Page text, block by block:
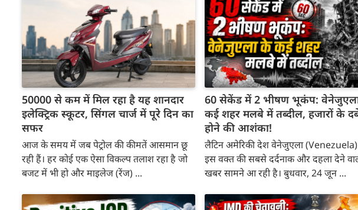
50000 से कम में मिल रहा है यह शानदार
इलेक्ट्रिक स्कूटर, सिंगल चार्ज में पूरे दिन का
सफर
आज के समय में जब पेट्रोल की कीमतें आसमान छू
रही हैं। हर कोई एक ऐसा विकल्प तलाश रहा है जो
बजट में भी हो और माइलेज (रेंज) ...
60 सेकेंड में 2 भीषण भूकंप:
कई शहर मलबे में तब्दील, हजारों के
होने की आशंका!
लैटिन अमेरिकी देश वेनेजुएला
इस वक्त की सबसे दर्दनाक और दहला देने
खबर सामने आ रही है। बुधवार, 24 जून ...